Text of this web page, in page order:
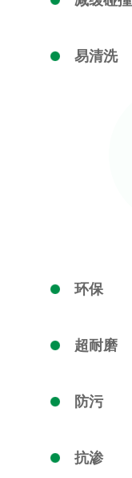
易清洗
环保
超耐磨
防污
抗渗